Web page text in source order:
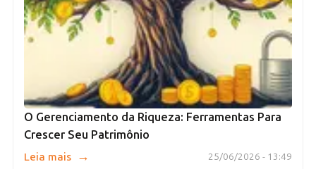
O Gerenciamento da Riqueza: Ferramentas Para
Crescer Seu Patrimônio
25/06/2026 - 13:49
Leia mais →